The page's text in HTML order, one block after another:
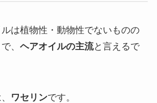
は植物性・動物性でないものの
、 ヘアオイルの主流と言えるで
ワセリンです。